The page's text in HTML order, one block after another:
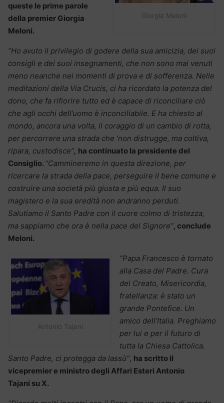
Giorgia Meloni
queste le prime parole
della premier Giorgia
Meloni.
“Ho avuto il privilegio di godere della sua amicizia, dei suoi
consigli e dei suoi insegnamenti, che non sono mai venuti
meno neanche nei momenti di prova e di sofferenza. Nelle
meditazioni della Via Crucis, ci ha ricordato la potenza del
dono, che fa rifiorire tutto ed è capace di riconciliare ciò
che agli occhi dell’uomo è inconciliabile. E ha chiesto al
mondo, ancora una volta, il coraggio di un cambio di rotta,
per percorrere una strada che ‘non distrugge, ma coltiva,
ripara, custodisce”, ha continuato la presidente del
Consiglio. “Cammineremo in questa direzione, per
ricercare la strada della pace, perseguire il bene comune e
costruire una società più giusta e più equa. Il suo
magistero e la sua eredità non andranno perduti.
Salutiamo il Santo Padre con il cuore colmo di tristezza,
ma sappiamo che ora è nella pace del Signore”, conclude
Meloni.
Antonio Tajani
“Papa Francesco è tornato
alla Casa del Padre. Cura
del Creato, Misericordia,
fratellanza: è stato un
grande Pontefice. Un
amico dell’Italia. Preghiamo
per lui e per il futuro di
tutta la Chiesa Cattolica.
Santo Padre, ci protegga da lassù”, ha scritto il
vicepremier e ministro degli Affari Esteri Antonio
Tajani su X.